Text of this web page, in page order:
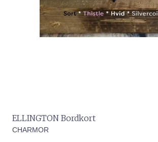
ELLINGTON Bordkort
CHARMOR